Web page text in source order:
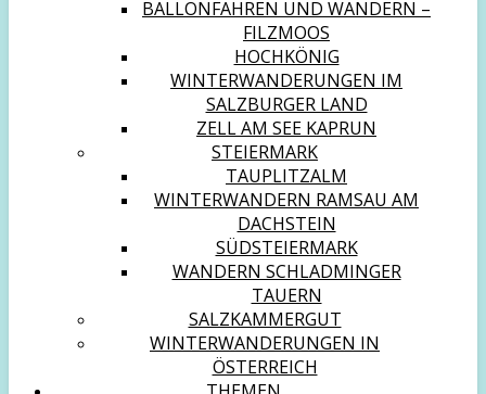
BALLONFAHREN UND WANDERN –
FILZMOOS
HOCHKÖNIG
WINTERWANDERUNGEN IM
SALZBURGER LAND
ZELL AM SEE KAPRUN
STEIERMARK
TAUPLITZALM
WINTERWANDERN RAMSAU AM
DACHSTEIN
SÜDSTEIERMARK
WANDERN SCHLADMINGER
TAUERN
SALZKAMMERGUT
WINTERWANDERUNGEN IN
ÖSTERREICH